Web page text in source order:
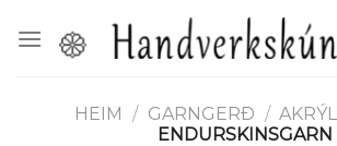
HEIM / GARNGERÐ /
ENDURSKINSGARN